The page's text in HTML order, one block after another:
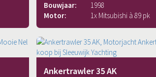
Bouwjaar:
1998
Motor:
1x Mitsubishi à 89 pk
Ankertrawler 35 AK